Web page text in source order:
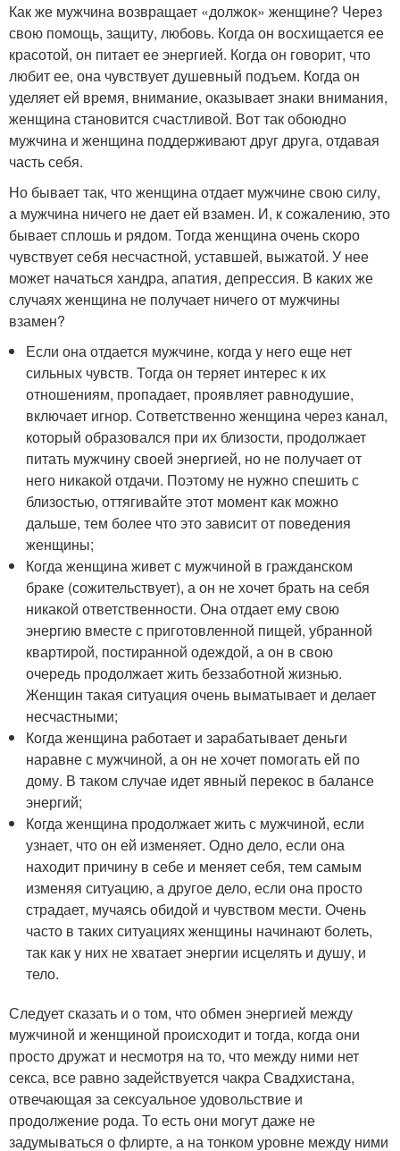
Как же мужчина возвращает «должок» женщине? Через
свою помощь, защиту, любовь. Когда он восхищается ее
красотой, он питает ее энергией. Когда он говорит, что
любит ее, она чувствует душевный подъем. Когда он
уделяет ей время, внимание, оказывает знаки внимания,
женщина становится счастливой. Вот так обоюдно
мужчина и женщина поддерживают друг друга, отдавая
часть себя.
Но бывает так, что женщина отдает мужчине свою силу,
а мужчина ничего не дает ей взамен. И, к сожалению, это
бывает сплошь и рядом. Тогда женщина очень скоро
чувствует себя несчастной, уставшей, выжатой. У нее
может начаться хандра, апатия, депрессия. В каких же
случаях женщина не получает ничего от мужчины
взамен?
Если она отдается мужчине, когда у него еще нет
сильных чувств. Тогда он теряет интерес к их
отношениям, пропадает, проявляет равнодушие,
включает игнор. Сответственно женщина через канал,
который образовался при их близости, продолжает
питать мужчину своей энергией, но не получает от
него никакой отдачи. Поэтому не нужно спешить с
близостью, оттягивайте этот момент как можно
дальше, тем более что это зависит от поведения
женщины;
Когда женщина живет с мужчиной в гражданском
браке (сожительствует), а он не хочет брать на себя
никакой ответственности. Она отдает ему свою
энергию вместе с приготовленной пищей, убранной
квартирой, постиранной одеждой, а он в свою
очередь продолжает жить беззаботной жизнью.
Женщин такая ситуация очень выматывает и делает
несчастными;
Когда женщина работает и зарабатывает деньги
наравне с мужчиной, а он не хочет помогать ей по
дому. В таком случае идет явный перекос в балансе
энергий;
Когда женщина продолжает жить с мужчиной, если
узнает, что он ей изменяет. Одно дело, если она
находит причину в себе и меняет себя, тем самым
изменяя ситуацию, а другое дело, если она просто
страдает, мучаясь обидой и чувством мести. Очень
часто в таких ситуациях женщины начинают болеть,
так как у них не хватает энергии исцелять и душу, и
тело.
Следует сказать и о том, что обмен энергией между
мужчиной и женщиной происходит и тогда, когда они
просто дружат и несмотря на то, что между ними нет
секса, все равно задействуется чакра Свадхистана,
отвечающая за сексуальное удовольствие и
продолжение рода. То есть они могут даже не
задумываться о флирте, а на тонком уровне между ними